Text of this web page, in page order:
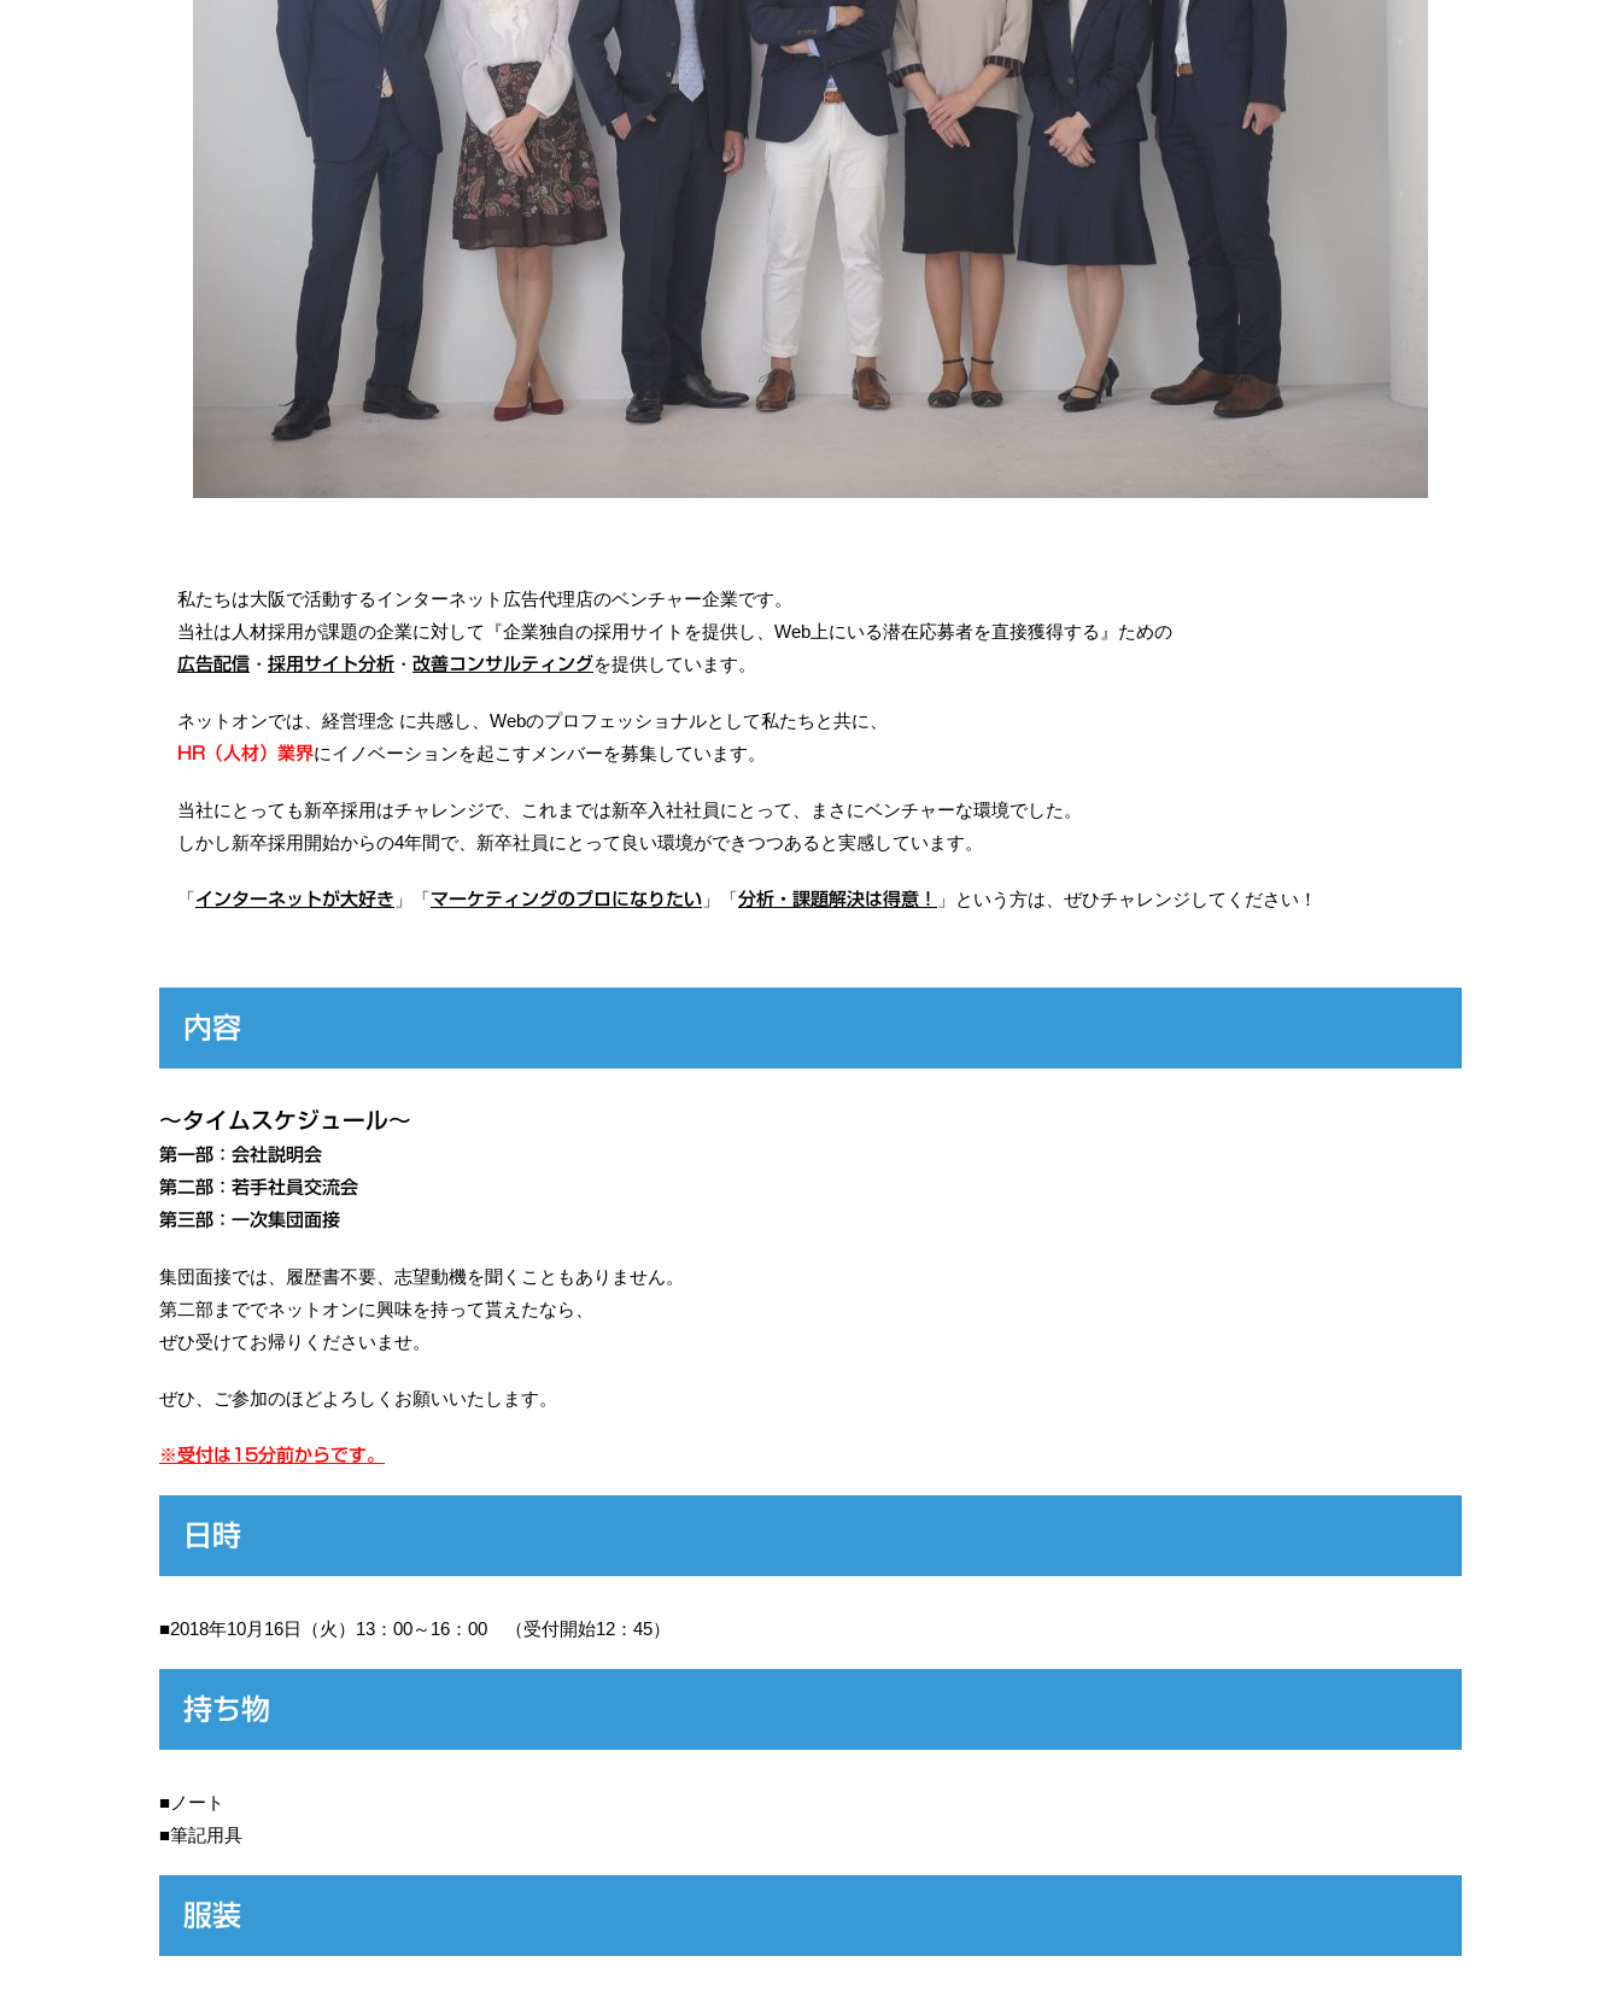
私たちは大阪で活動するインターネット広告代理店のベンチャー企業です。
当社は人材採用が課題の企業に対して『企業独自の採用サイトを提供し、Web上にいる潜在応募者を直接獲得する』ための
広告配信 ・ 採用サイト分析 ・ 改善コンサルティングを提供しています。
ネットオンでは、経営理念 に共感し、Webのプロフェッショナルとして私たちと共に、
HR（人材）業界にイノベーションを起こすメンバーを募集しています。
当社にとっても新卒採用はチャレンジで、これまでは新卒入社社員にとって、まさにベンチャーな環境でした。
しかし新卒採用開始からの4年間で、新卒社員にとって良い環境ができつつあると実感しています。
「インターネットが大好き 」「マーケティングのプロになりたい 」「分析・課題解決は得意！ 」という方は、ぜひチャレンジしてください！
内容
～タイムスケジュール～
第一部：会社説明会
第二部：若手社員交流会
第三部：一次集団面接
集団面接では、履歴書不要、志望動機を聞くこともありません。
第二部まででネットオンに興味を持って貰えたなら、
ぜひ受けてお帰りくださいませ。
ぜひ、ご参加のほどよろしくお願いいたします。
※受付は15分前からです。
日時
■2018年10月16日（火）13：00～16：00 （受付開始12：45）
持ち物
■ノート
■筆記用具
服装